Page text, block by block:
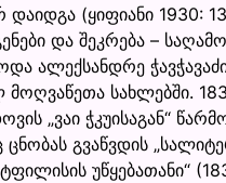
დაიდგა (ყიფიანი 1930:
და შეკრება –
ალექსანდრე
სახლებში.
„ვაი ჭკუისაგან“
ცნობას გვაწვდის
უწყებათანი“